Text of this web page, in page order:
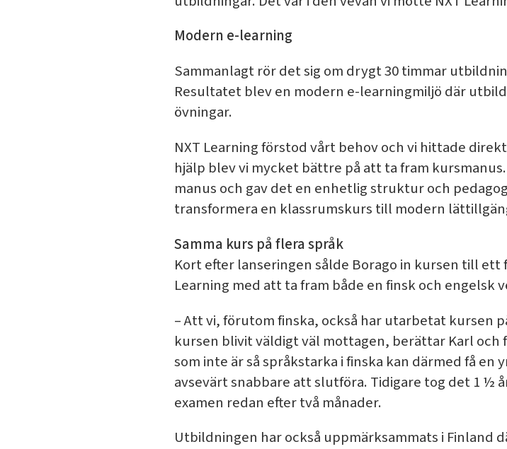
Modern e-learning
Sammanlagt rör det sig om drygt 30 timmar
Resultatet blev en modern e-learningmiljö där
övningar.
NXT Learning förstod vårt behov och vi hittade
hjälp blev vi mycket bättre på att ta fram
manus och gav det en enhetlig struktur och
transformera en klassrumskurs till modern
Samma kurs på flera språk
Kort efter lanseringen sålde Borago in kursen till
Learning med att ta fram både en finsk och engelsk
– Att vi, förutom finska, också har utarbetat kursen
kursen blivit väldigt väl mottagen, berättar Karl
som inte är så språkstarka i finska kan därmed få
avsevärt snabbare att slutföra. Tidigare tog det 1 ½
examen redan efter två månader.
Utbildningen har också uppmärksammats i Finland